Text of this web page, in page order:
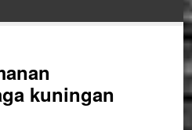
kuningan